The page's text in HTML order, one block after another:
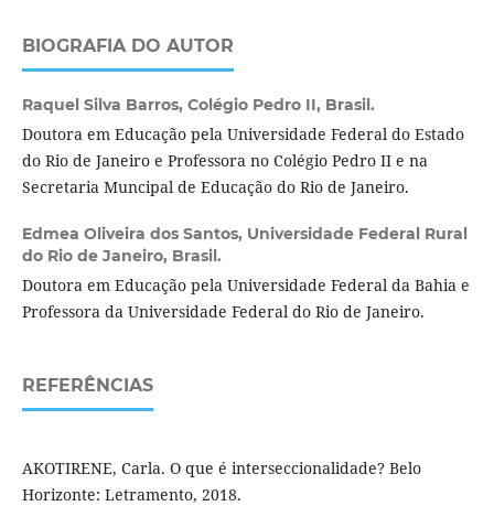
BIOGRAFIA DO AUTOR
Raquel Silva Barros, Colégio Pedro II, Brasil.
Doutora em Educação pela Universidade Federal do Estado
do Rio de Janeiro e Professora no Colégio Pedro II e na
Secretaria Muncipal de Educação do Rio de Janeiro.
Edmea Oliveira dos Santos, Universidade Federal Rural
do Rio de Janeiro, Brasil.
Doutora em Educação pela Universidade Federal da Bahia e
Professora da Universidade Federal do Rio de Janeiro.
REFERÊNCIAS
AKOTIRENE, Carla. O que é interseccionalidade? Belo
Horizonte: Letramento, 2018.